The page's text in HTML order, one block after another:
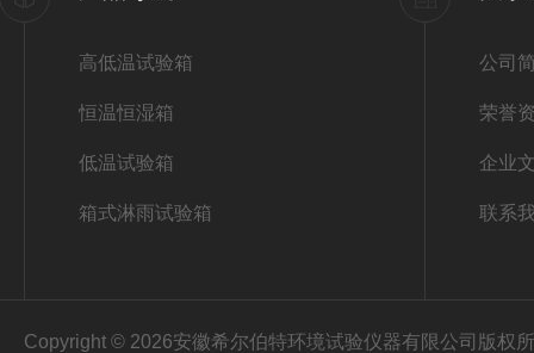
高低温试验箱
恒温恒湿箱
低温试验箱
箱式淋雨试验箱
公司
荣誉
企业
联系
Copyright © 2026安徽希尔伯特环境试验仪器有限公司版